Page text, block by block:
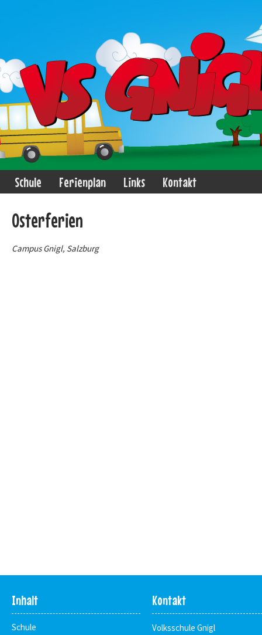
Schule Ferienplan Links Kontakt
Osterferien
Campus Gnigl, Salzburg
Inhalt
Schule
Kontakt
Volksschule Gnigl